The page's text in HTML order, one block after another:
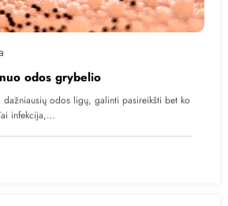
odos grybelio
odos ligų, galinti pasireikšti bet ko
infekcija,…